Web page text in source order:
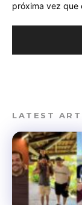
próxima vez que
LATEST